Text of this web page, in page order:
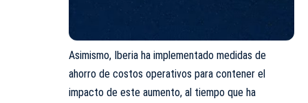
Asimismo, Iberia ha implementado medidas de
ahorro de costos operativos para contener el
impacto de este aumento, al tiempo que ha